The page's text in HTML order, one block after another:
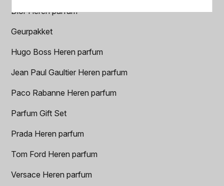
Dior Heren parfum
Geurpakket
Hugo Boss Heren parfum
Jean Paul Gaultier Heren parfum
Paco Rabanne Heren parfum
Parfum Gift Set
Prada Heren parfum
Tom Ford Heren parfum
Versace Heren parfum